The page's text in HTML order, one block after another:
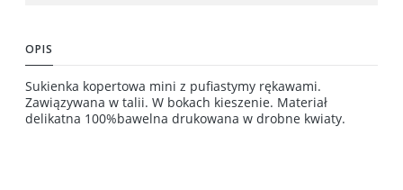
OPIS
Sukienka kopertowa mini z pufiastymy rękawami.
Zawiązywana w talii. W bokach kieszenie. Materiał
delikatna 100%bawelna drukowana w drobne kwiaty.